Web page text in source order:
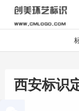
西安标识